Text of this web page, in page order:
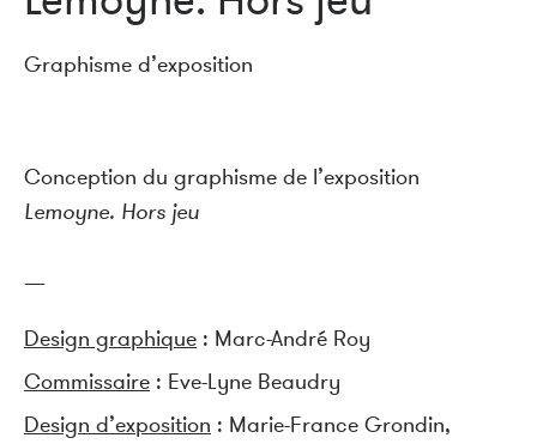
Graphisme d’exposition
Conception du graphisme de l’exposition
Lemoyne. Hors jeu
—
Design graphique: Marc-André Roy
Commissaire: Eve-Lyne Beaudry
Design d’exposition : Marie-France Grondin,